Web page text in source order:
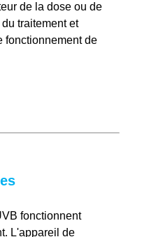
de la dose ou de
traitement et
fonctionnement de
fonctionnent
L'appareil de